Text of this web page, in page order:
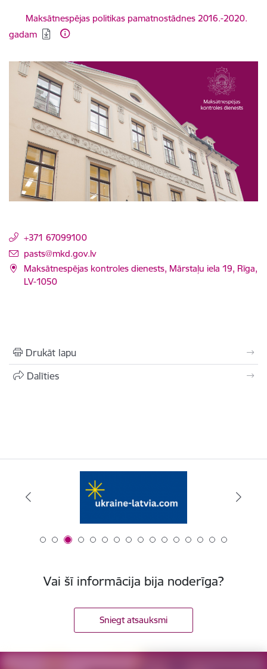
Lejupielādēt:
Maksātnespējas politikas pamatnostādnes 2016.-2020.
gadam
+371 67099100
E-pasts:
pasts@mkd.gov.lv
Maksātnespējas kontroles dienests, Mārstaļu iela 19, Rīga,
LV-1050
Drukāt lapu
Dalīties
Vai šī informācija bija noderīga?
Sniegt atsauksmi